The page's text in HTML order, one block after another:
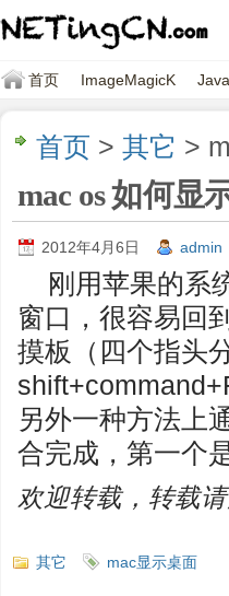
首页 ImageMagicK Java
首页 > 其它 >
mac os 如何显
2012年4月6日 admin
刚用苹果的系
窗口，很容易回
摸板（四个指头
另外一种方法上
合完成，第一个
欢迎转载，转载
其它
mac显示桌面